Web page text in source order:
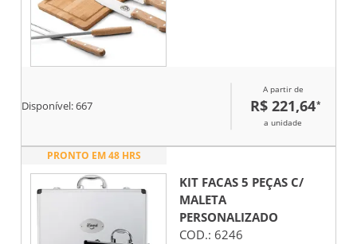
Disponível:667
A partir de
R$ 221,64*
a unidade
PRONTO EM 48 HRS
KIT FACAS 5 PEÇAS C/
MALETA
PERSONALIZADO
COD.: 6246